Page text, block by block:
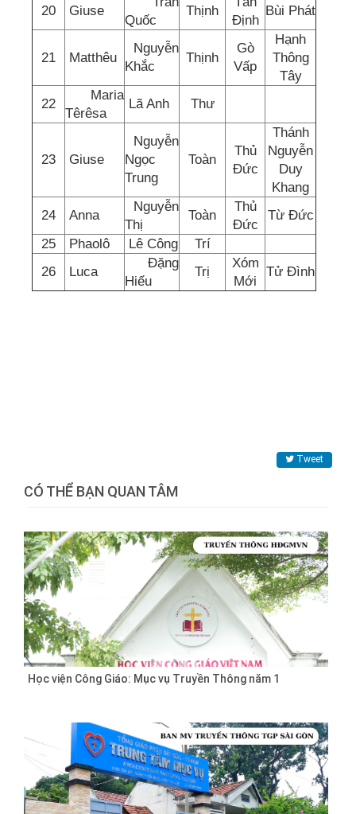
20 Giuse
Quốc
Thịnh
Định
Bùi Phát
21 Matthêu
Nguyễn
Khắc
Thịnh
Gò
Vấp
Hạnh
Thông
Tây
22
Maria
Têrêsa
Lã Anh Thư
23 Giuse
Nguyễn
Ngọc
Trung
Toàn
Thủ
Đức
Thánh
Nguyễn
Duy
Khang
24
Anna
Nguyễn
Thị
Toàn
Thủ
Đức
Từ Đức
25
Phaolô Lê Công
Trí
26
Luca
Đặng
Hiếu
Trị
Xóm
Mới
Tử Đình
Tweet
CÓ THỂ BẠN QUAN TÂM
Học viện Công Giáo: Mục vụ Truyền Thông năm 1